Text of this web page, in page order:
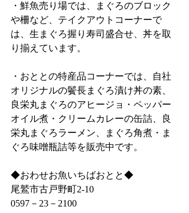
・鮮魚売り場では、まぐろのブロック
や柵など、テイクアウトコーナーで
は、生まぐろ握り寿司盛合せ、丼を取
り揃えています。
・おととの特産品コーナーでは、自社
オリジナルの鬢長まぐろ漬け丼の素、
良栄丸まぐろのアヒージョ・ペッパー
オイル煮・クリームカレーの缶詰、良
栄丸まぐろラーメン、まぐろ角煮・ま
ぐろ味噌瓶詰等を販売中です。
◆おわせお魚いちばおとと◆
尾鷲市古戸野町2‐10
0597－23－2100